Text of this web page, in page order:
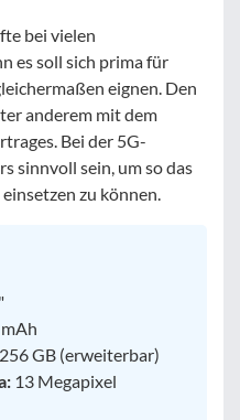
bei vielen
es soll sich prima für
eignen. Den
anderem mit dem
Bei der 5G-
sinnvoll sein, um so das
zu können.
GB (erweiterbar)
13 Megapixel